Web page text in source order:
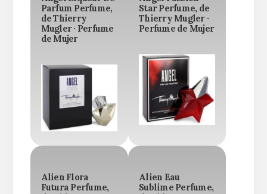
Parfum Perfume,
de Thierry
Mugler · Perfume
de Mujer
Star Perfume, de
Thierry Mugler ·
Perfume de Mujer
Alien Flora
Futura Perfume,
Alien Eau
Sublime Perfume,